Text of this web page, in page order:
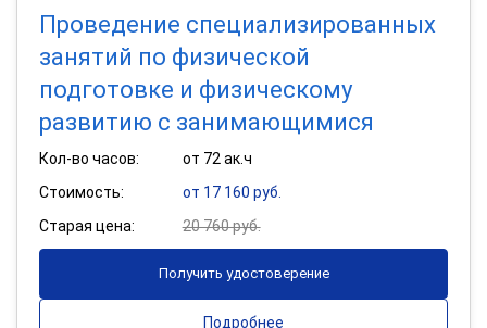
Проведение специализированных
занятий по физической
подготовке и физическому
развитию с занимающимися
Кол-во часов:
от 72 ак.ч
Стоимость:
от 17 160 руб.
Старая цена:
20 760 руб.
Получить удостоверение
Подробнее